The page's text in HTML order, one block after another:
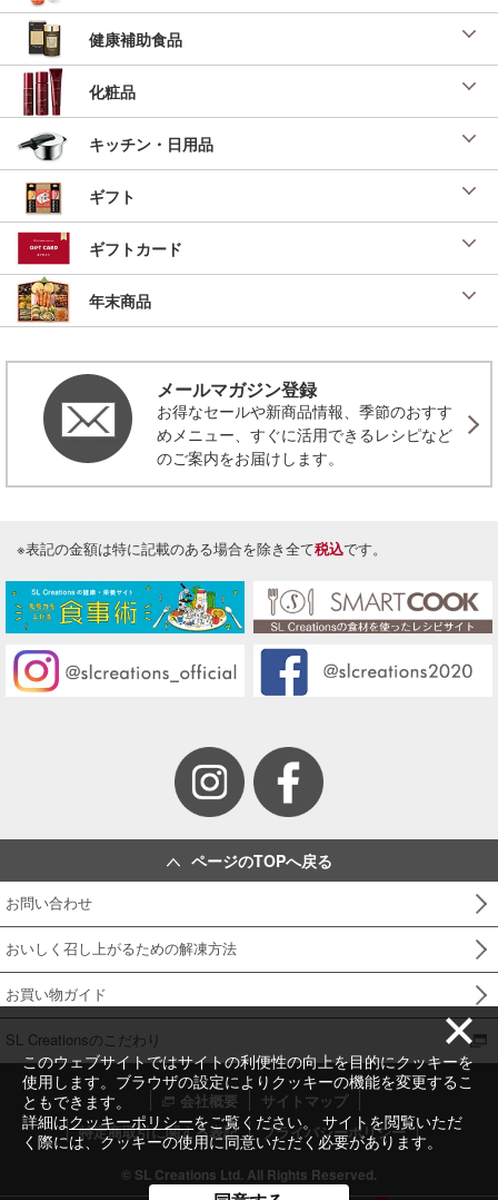
このウェブサイトではサイトの利便性の向上を目的にクッキーを
使用します。ブラウザの設定によりクッキーの機能を変更するこ
ともできます。
詳細はクッキーポリシーをご覧ください。 サイトを閲覧いただ
く際には、クッキーの使用に同意いただく必要があります。
健康補助食品
化粧品
キッチン・日用品
ギフト
ギフトカード
年末商品
メールマガジン登録
お得なセールや新商品情報、季節のおすす
めメニュー、すぐに活用できるレシピなど
のご案内をお届けします。
※表記の金額は特に記載のある場合を除き全て税込です。
ページのTOPへ戻る
お問い合わせ
おいしく召し上がるための解凍方法
お買い物ガイド
SL Creationsのこだわり
会社概要
サイトマップ
特定商取引に関する表記
プライバシーポリシー
© SL Creations Ltd. All Rights Reserved.